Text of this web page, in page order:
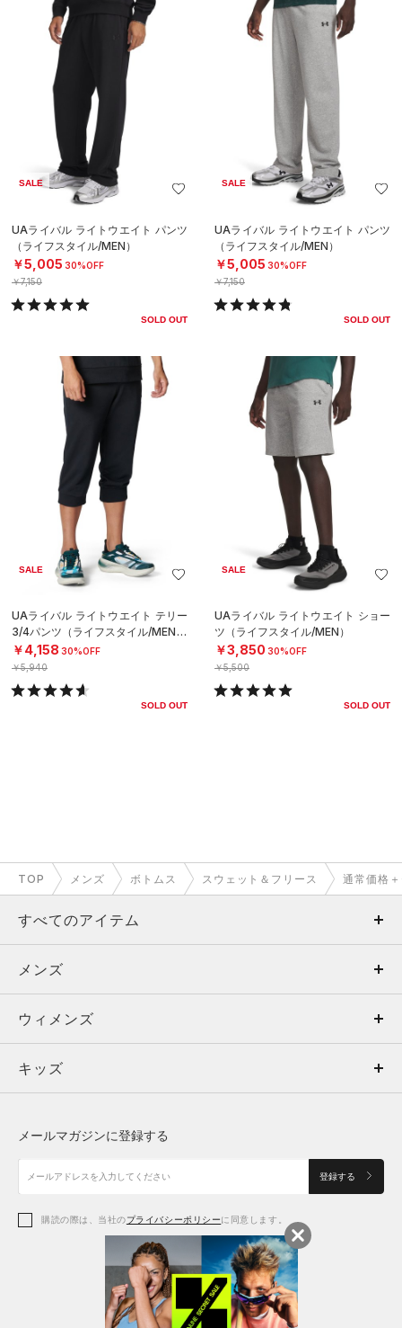
SALE
UAライバル ライトウエイト パンツ
（ライフスタイル/MEN）
￥5,005 30%OFF
￥7,150
SOLD OUT
SALE
UAライバル ライトウエイト パンツ
（ライフスタイル/MEN）
￥5,005 30%OFF
￥7,150
SOLD OUT
SALE
UAライバル ライトウエイト テリー
3/4パンツ（ライフスタイル/MEN）
￥4,158 30%OFF
￥5,940
SOLD OUT
SALE
UAライバル ライトウエイト ショー
ツ（ライフスタイル/MEN）
￥3,850 30%OFF
￥5,500
SOLD OUT
TOP メンズ ボトムス スウェット＆フリース 通常価格
すべてのアイテム
メンズ
ウィメンズ
キッズ
アクセサリー
メンズ
トップス
ボトムス
アクセサリー
ウィメンズ
トップス
シューズ
アクセサリー
レギンス＆タイツ
キッズ
シューズ
メールマガジンに登録する
登録する
購読の際は、当社のプライバシーポリシーに同意します。